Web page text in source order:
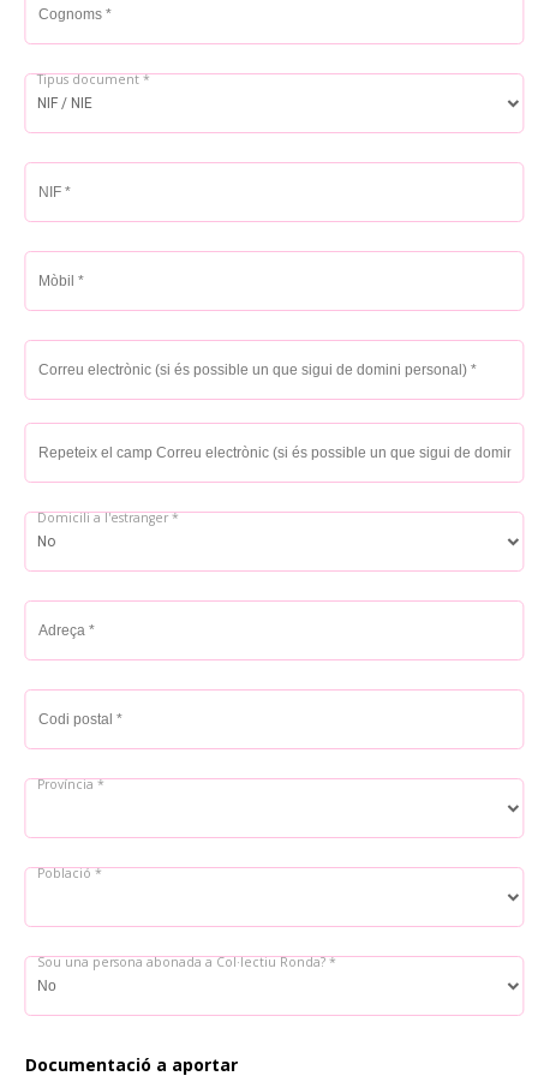
Tipus document *
NIF *
Mòbil *
Correu electrònic (si és possible un que sigui de domini personal) *
Repeteix el camp Correu electrònic (si és possible un que sigui de domini
personal)
Domicili a l'estranger *
Adreça *
Codi postal *
Província *
Població *
Sou una persona abonada a Col·lectiu Ronda? *
Documentació a aportar